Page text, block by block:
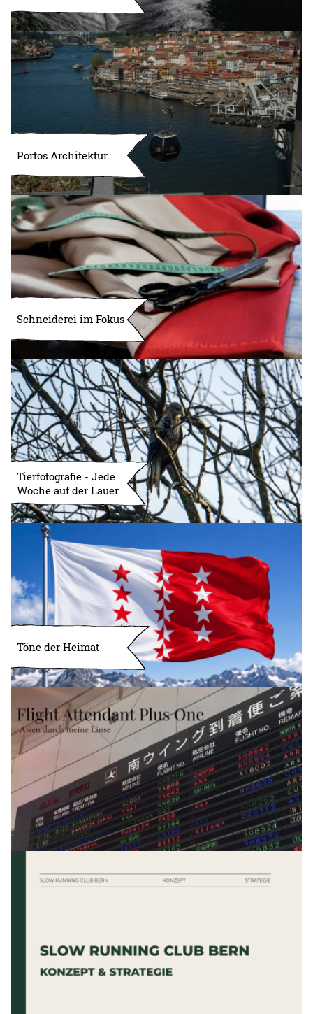
Portos Architektur
Schneiderei im Fokus
Tierfotografie - Jede
Woche auf der Lauer
Töne der Heimat